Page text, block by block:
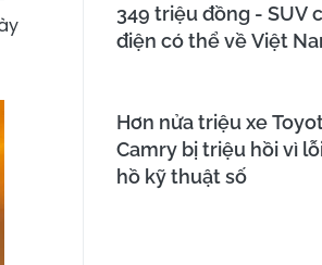
349 triệu đồng - SUV
điện có thể về Việt
Hơn nửa triệu xe
Camry bị triệu hồi vì
hồ kỹ thuật số